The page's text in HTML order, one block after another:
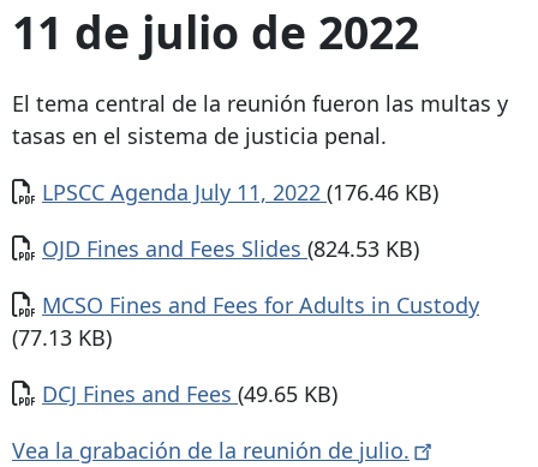
11 de julio de 2022
El tema central de la reunión fueron las multas y
tasas en el sistema de justicia penal.
Documento
LPSCC Agenda July 11, 2022 (176.46 KB)
Documento
OJD Fines and Fees Slides (824.53 KB)
Documento
MCSO Fines and Fees for Adults in Custody
(77.13 KB)
Documento
DCJ Fines and Fees (49.65 KB)
Vea la grabación de la reunión de julio.